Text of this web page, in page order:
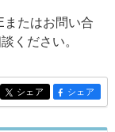
またはお問い合
ください。
entry315
シェア entry315
シェア